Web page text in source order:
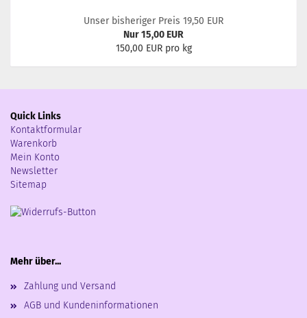
Unser bisheriger Preis 19,50 EUR
Nur 15,00 EUR
150,00 EUR pro kg
Quick Links
Kontaktformular
Warenkorb
Mein Konto
Newsletter
Sitemap
Mehr über...
Zahlung und Versand
AGB und Kundeninformationen